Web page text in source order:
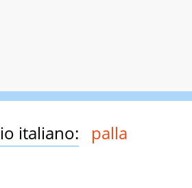
italiano: palla